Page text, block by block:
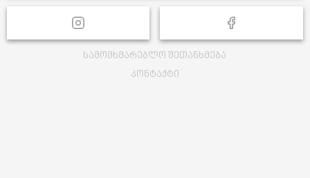
სამომხმარებლო შეთანხმება
კონტაქტი